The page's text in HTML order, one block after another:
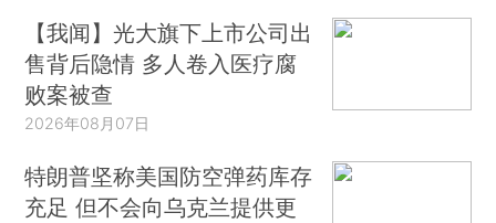
【我闻】光大旗下上市公司出
售背后隐情 多人卷入医疗腐
败案被查
2026年08月07日
特朗普坚称美国防空弹药库存
充足 但不会向乌克兰提供更